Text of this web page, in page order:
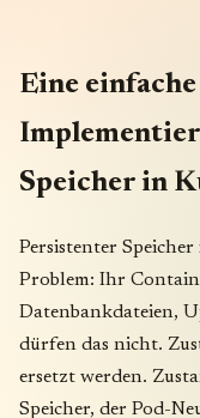
Eine
Speicher in
Persistenter
Problem: Ihr
Datenbankdateien,
dürfen das nicht.
ersetzt werden.
Speicher, der Pod-